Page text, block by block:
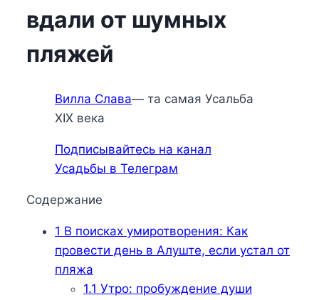
вдали от шумных
пляжей
Вилла Слава— та самая Усальба
XIX века
Подписывайтесь на канал
Усадьбы в Телеграм
Содержание
1 В поисках умиротворения: Как
провести день в Алуште, если устал от
пляжа
1.1 Утро: пробуждение души